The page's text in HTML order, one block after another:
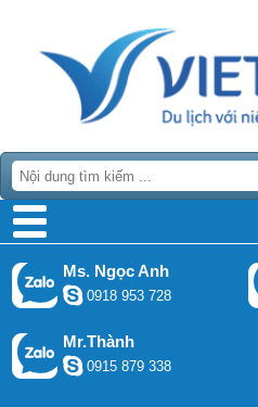
Ms. Ngọc Anh
0918 953 728
Mr.Thành
0915 879 338